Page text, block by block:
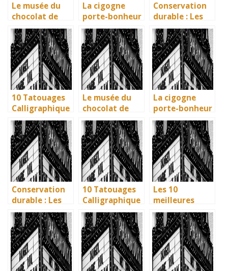
Le musée du
chocolat de
Bayonne : la
mémoire
vivante des
artisans
basques
La cigogne
porte-bonheur
: que dit la
légende ? Son
influence dans
la littérature
enfantine
Conservation
durable : Les
nouvelles
méthodes
écologiques du
British
Museum
10 Tatouages
Calligraphique
s : Citations et
Phrases
Uniques pour
immortaliser
vos amitiés
Le musée du
chocolat de
Bayonne : la
mémoire
vivante des
artisans
basques
La cigogne
porte-bonheur
: que dit la
légende ? Son
influence dans
la littérature
enfantine
Conservation
durable : Les
nouvelles
méthodes
écologiques du
British
Museum
10 Tatouages
Calligraphique
s : Citations et
Phrases
Uniques pour
immortaliser
vos amitiés
Les 10
meilleures
villes d’Italie à
visiter en 2025
: Ravenne, la
ville aux huit
monuments
UNESCO